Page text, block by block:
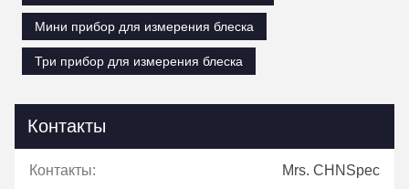
Мини прибор для измерения блеска
Три прибор для измерения блеска
Контакты
Контакты: Mrs. CHNSpec